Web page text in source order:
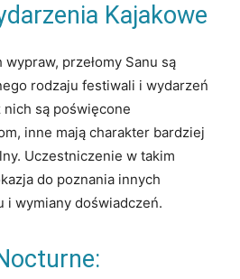
Kajakowe
przełomy Sanu są
rodzaju festiwali i wydarzeń
są poświęcone
inne mają charakter bardziej
Uczestniczenie w takim
do poznania innych
i wymiany doświadczeń.